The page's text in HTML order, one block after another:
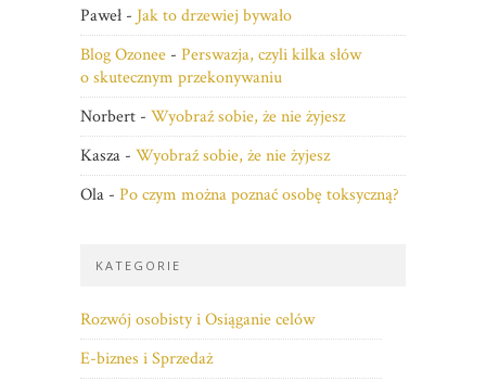
Paweł - Jak to drzewiej bywało
Blog Ozonee - Perswazja, czyli kilka słów
o skutecznym przekonywaniu
Norbert - Wyobraź sobie, że nie żyjesz
Kasza - Wyobraź sobie, że nie żyjesz
Ola - Po czym można poznać osobę toksyczną?
KATEGORIE
Rozwój osobisty i Osiąganie celów
E-biznes i Sprzedaż